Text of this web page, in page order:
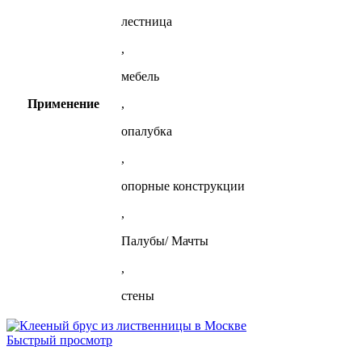
Применение
лестница
,
мебель
,
опалубка
,
опорные конструкции
,
Палубы/ Мачты
,
стены
Быстрый просмотр